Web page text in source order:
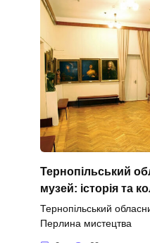
Тернопільський
музей: історія та
Тернопільський
Перлина мистецтва